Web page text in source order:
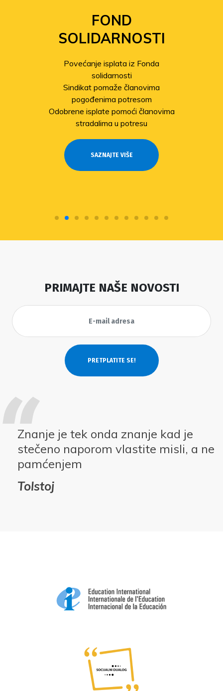
FOND
SOLIDARNOSTI
Povećanje isplata iz Fonda
solidarnosti
Sindikat pomaže članovima
pogođenima potresom
Odobrene isplate pomoći članovima
stradalima u potresu
SAZNAJTE VIŠE
PRIMAJTE NAŠE NOVOSTI
Znanje je tek onda znanje kad je
stečeno naporom vlastite misli, a ne
pamćenjem
Tolstoj